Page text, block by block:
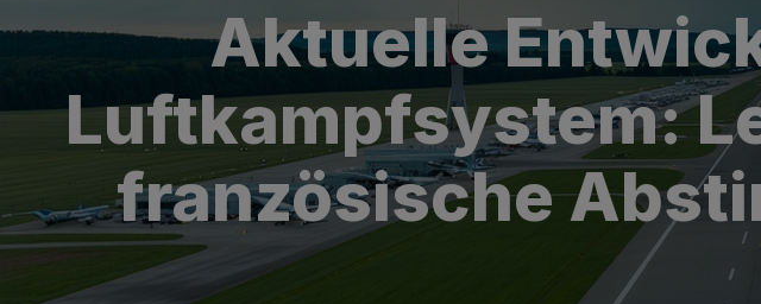
Aktuelle
Luftkampfsystem:
französische